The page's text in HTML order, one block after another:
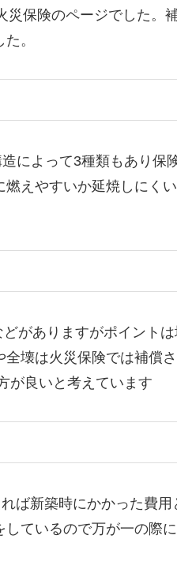
災保険のページでした。
。
によって3種類もあり保
燃えやすいか延焼しに
がありますがポイント
壊は火災保険では補償
が良いと考えています
ば新築時にかかった費
ているので万が一の際